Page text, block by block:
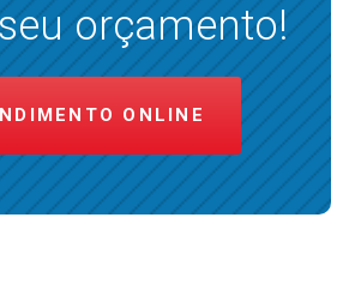
orçamento!
ONLINE